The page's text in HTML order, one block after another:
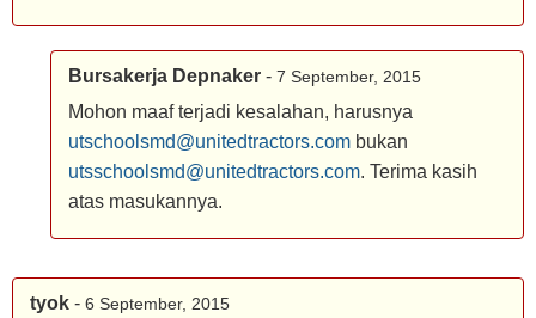
Bursakerja Depnaker - 7 September, 2015
Mohon maaf terjadi kesalahan, harusnya
utschoolsmd@unitedtractors.com bukan
utsschoolsmd@unitedtractors.com. Terima kasih
atas masukannya.
tyok - 6 September, 2015